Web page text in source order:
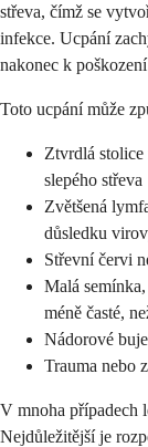
střeva, čímž se
infekce. Ucpání
nakonec k
Toto ucpání může
Ztvrdlá stolice
slepého střeva
Zvětšená
důsledku
Střevní červi
Malá
méně časté,
Nádorové
Trauma nebo
V mnoha případech
Nejdůležitější je